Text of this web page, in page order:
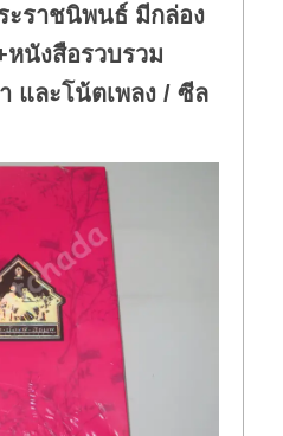
ะราชนิพนธ์ มีกล่อง
หนังสือรวบรวม
และโน้ตเพลง / ซีล